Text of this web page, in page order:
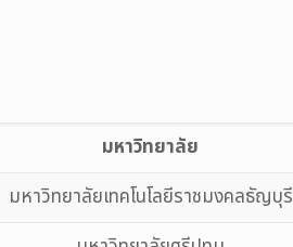
มหาวิทยาลัย
มหาวิทยาลัยเทคโนโลยีราชมงคลธัญบุรี